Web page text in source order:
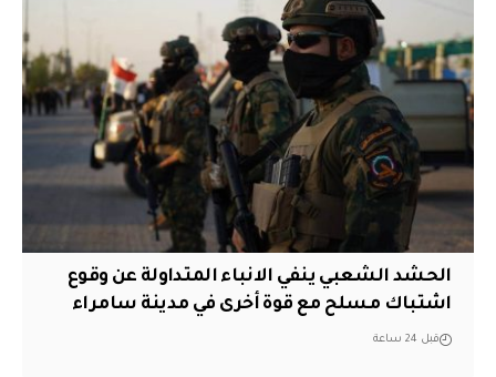
الحشد الشعبي ينفي الانباء المتداولة عن وقوع
اشتباك مسلح مع قوة أخرى في مدينة سامراء
قبل 24 ساعة